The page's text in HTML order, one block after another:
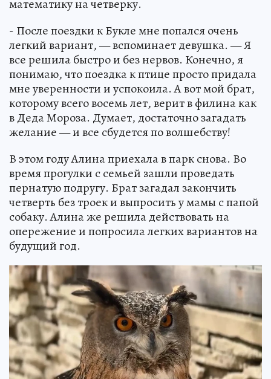
математику на четверку.
- После поездки к Букле мне попался очень
легкий вариант, — вспоминает девушка. — Я
все решила быстро и без нервов. Конечно, я
понимаю, что поездка к птице просто придала
мне уверенности и успокоила. А вот мой брат,
которому всего восемь лет, верит в филина как
в Деда Мороза. Думает, достаточно загадать
желание — и все сбудется по волшебству!
В этом году Алина приехала в парк снова. Во
время прогулки с семьей зашли проведать
пернатую подругу. Брат загадал закончить
четверть без троек и выпросить у мамы с папой
собаку. Алина же решила действовать на
опережение и попросила легких вариантов на
будущий год.